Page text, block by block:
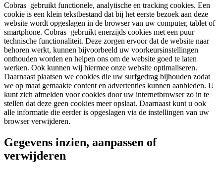
Cobras gebruikt functionele, analytische en tracking cookies. Een
cookie is een klein tekstbestand dat bij het eerste bezoek aan deze
website wordt opgeslagen in de browser van uw computer, tablet of
smartphone. Cobras gebruikt enerzijds cookies met een puur
technische functionaliteit. Deze zorgen ervoor dat de website naar
behoren werkt, kunnen bijvoorbeeld uw voorkeursinstellingen
onthouden worden en helpen ons om de website goed te laten
werken. Ook kunnen wij hiermee onze website optimaliseren.
Daarnaast plaatsen we cookies die uw surfgedrag bijhouden zodat
we op maat gemaakte content en advertenties kunnen aanbieden. U
kunt zich afmelden voor cookies door uw internetbrowser zo in te
stellen dat deze geen cookies meer opslaat. Daarnaast kunt u ook
alle informatie die eerder is opgeslagen via de instellingen van uw
browser verwijderen.
Gegevens inzien, aanpassen of
verwijderen